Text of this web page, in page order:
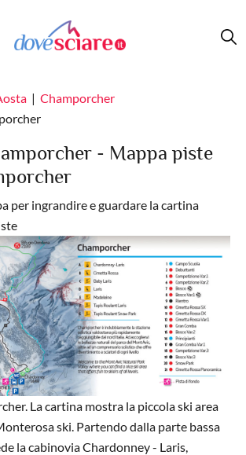
Champorcher
- Mappa piste
per ingrandire e guardare la cartina
La cartina mostra la piccola ski area
ski. Partendo dalla parte bassa
la cabinovia Chardonney - Laris,